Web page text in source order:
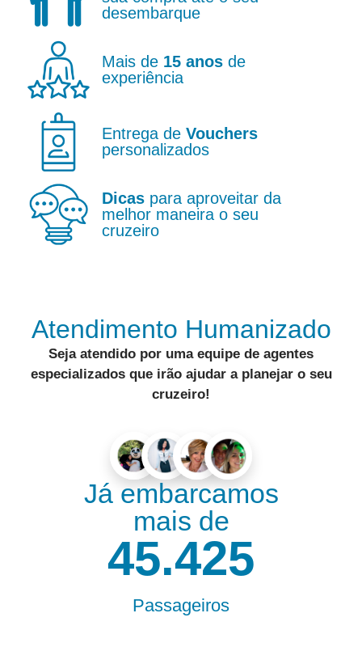
desembarque
Mais de 15 anosde
experiência
Entrega de Vouchers
personalizados
Dicaspara aproveitar da
melhor maneira o seu
cruzeiro
Atendimento Humanizado
Seja atendido por uma equipe de agentes
especializadosque irão ajudar a planejar o seu
cruzeiro!
Já embarcamos
mais de
Passageiros
55.000